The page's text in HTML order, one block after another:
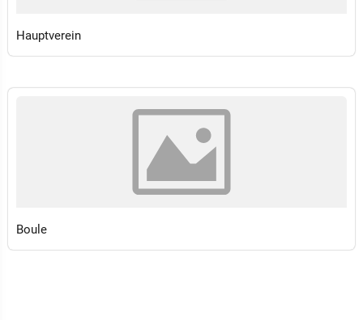
Hauptverein
Boule